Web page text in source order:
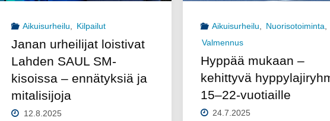
Aikuisurheilu Kilpailut
Janan urheilijat loistivat
Lahden SAUL SM-
kisoissa – ennätyksiä ja
mitalisijoja
12.8.2025
Aikuisurheilu Nuorisotoiminta
Valmennus
Hyppää mukaan –
kehittyvä
15–22-vuotiaille
24.7.2025